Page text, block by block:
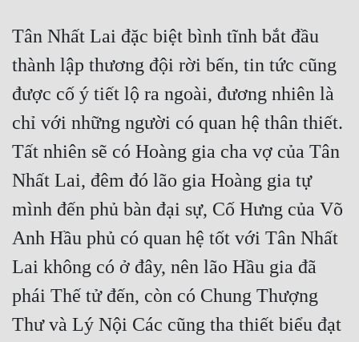
Tân Nhất Lai đặc biệt bình tĩnh bắt đầu
thành lập thương đội rời bến, tin tức cũng
được cố ý tiết lộ ra ngoài, đương nhiên là
chỉ với những người có quan hệ thân thiết.
Tất nhiên sẽ có Hoàng gia cha vợ của Tân
Nhất Lai, đêm đó lão gia Hoàng gia tự
mình đến phủ bàn đại sự, Cố Hưng của Võ
Anh Hầu phủ có quan hệ tốt với Tân Nhất
Lai không có ở đây, nên lão Hầu gia đã
phái Thế tử đến, còn có Chung Thượng
Thư và Lý Nội Các cũng tha thiết biểu đạt